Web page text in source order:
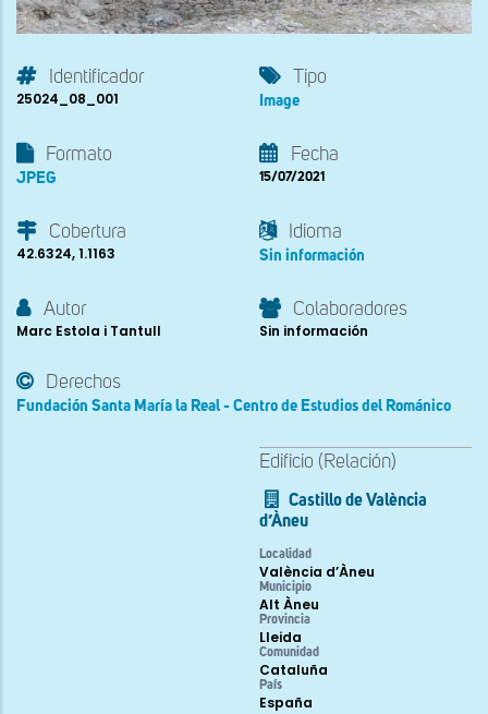
Identificador
25024_08_001
Tipo
Image
Formato
JPEG
Fecha
15/07/2021
Cobertura
42.6324, 1.1163
Idioma
Sin información
Autor
Marc Estola i Tantull
Colaboradores
Sin información
Derechos
Fundación Santa María la Real - Centro de Estudios del Románico
Edificio (Relación)
Castillo de València
d’Àneu
Localidad
València d’Àneu
Municipio
Alt Àneu
Provincia
Lleida
Comunidad
Cataluña
País
España